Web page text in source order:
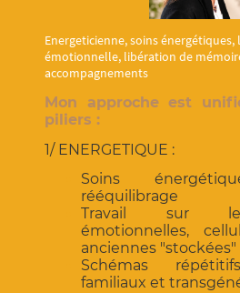
Energeticienne, soins
émotionnelle, libération de
accompagnements
Mon approche est
piliers :
1/ ENERGETIQUE :
Soins
rééquilibrage
Travail sur
émotionnelles,
anciennes "stockées"
Schémas
familiaux et